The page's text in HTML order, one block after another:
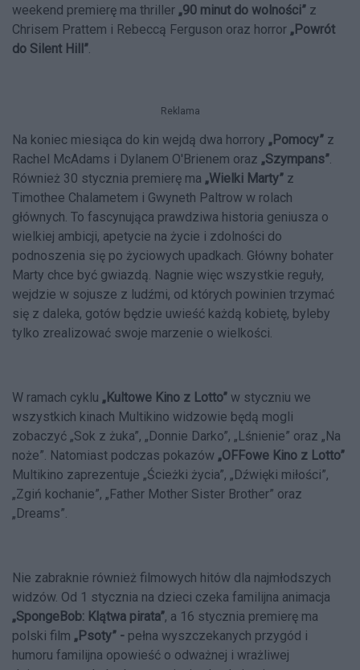
weekend premierę ma thriller „90 minut do wolności” z
Chrisem Prattem i Rebeccą Ferguson oraz horror „Powrót
do Silent Hill”.
Reklama
Na koniec miesiąca do kin wejdą dwa horrory „Pomocy” z
Rachel McAdams i Dylanem O'Brienem oraz „Szympans”.
Również 30 stycznia premierę ma „Wielki Marty” z
Timothee Chalametem i Gwyneth Paltrow w rolach
głównych. To fascynująca prawdziwa historia geniusza o
wielkiej ambicji, apetycie na życie i zdolności do
podnoszenia się po życiowych upadkach. Główny bohater
Marty chce być gwiazdą. Nagnie więc wszystkie reguły,
wejdzie w sojusze z ludźmi, od których powinien trzymać
się z daleka, gotów będzie uwieść każdą kobietę, byleby
tylko zrealizować swoje marzenie o wielkości.
W ramach cyklu „Kultowe Kino z Lotto” w styczniu we
wszystkich kinach Multikino widzowie będą mogli
zobaczyć „Sok z żuka”, „Donnie Darko”, „Lśnienie” oraz „Na
noże”. Natomiast podczas pokazów „OFFowe Kino z Lotto”
Multikino zaprezentuje „Ścieżki życia”, „Dźwięki miłości”,
„Zgiń kochanie”, „Father Mother Sister Brother” oraz
„Dreams”.
Nie zabraknie również filmowych hitów dla najmłodszych
widzów. Od 1 stycznia na dzieci czeka familijna animacja
„SpongeBob: Klątwa pirata”, a 16 stycznia premierę ma
polski film „Psoty” - pełna wyszczekanych przygód i
humoru familijna opowieść o odważnej i wrażliwej